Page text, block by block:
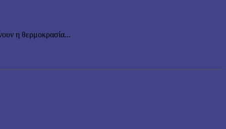
η θερμοκρασία...